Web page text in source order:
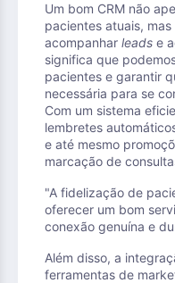
Um bom CRM não
pacientes atuais,
acompanhar leads e
significa que
pacientes e garantir
necessária para se
Com um sistema
lembretes
e até mesmo
marcação de
"A fidelização de
oferecer um bom
conexão genuína e
Além disso, a
ferramentas de